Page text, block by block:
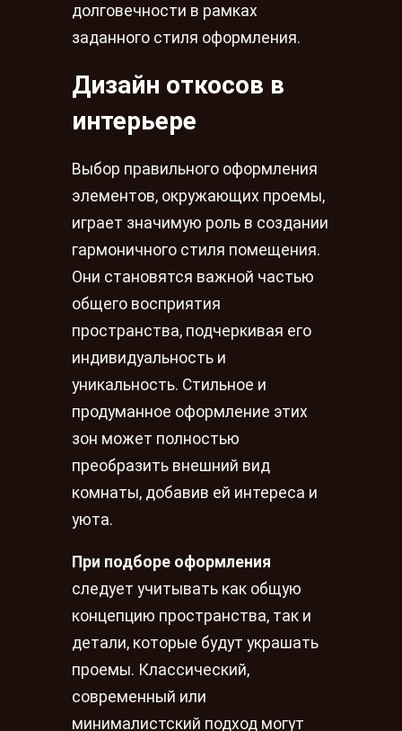
долговечности в рамках
заданного стиля оформления.
Дизайн откосов в
интерьере
Выбор правильного оформления
элементов, окружающих проемы,
играет значимую роль в создании
гармоничного стиля помещения.
Они становятся важной частью
общего восприятия
пространства, подчеркивая его
индивидуальность и
уникальность. Стильное и
продуманное оформление этих
зон может полностью
преобразить внешний вид
комнаты, добавив ей интереса и
уюта.
При подборе оформления
следует учитывать как общую
концепцию пространства, так и
детали, которые будут украшать
проемы. Классический,
современный или
минималистский подход могут